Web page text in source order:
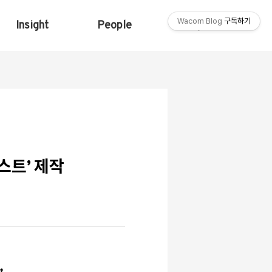
Insight People Shop
트’ 제작
Wacom Blog 구독하기